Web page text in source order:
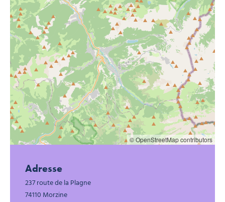
© OpenStreetMap contributors
Adresse
237 route de la Plagne
74110 Morzine